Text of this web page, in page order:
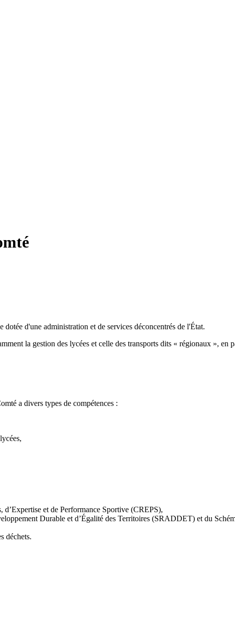
d'une administration et de services déconcentrés de l'État.
la gestion des lycées et celle des transports dits « régionaux », en
a divers types de compétences :
et de Performance Sportive (CREPS),
Durable et d’Égalité des Territoires (SRADDET) et du
déchets.